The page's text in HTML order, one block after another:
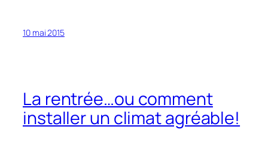
10 mai 2015
La rentrée…ou comment
installer un climat agréable!